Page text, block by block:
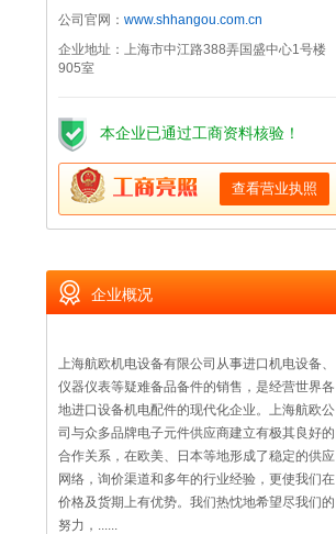
公司官网： www.shhangou.com.cn
企业地址：上海市中江路388弄国盛中心1号楼
905室
本企业已通过工商资料核验！
查看营业执照
企业概况
上海航欧机电设备有限公司从事进口机电设备、
仪器仪表等疑难备品备件的销售，是经营世界各
地进口设备机电配件的现代化企业。上海航欧公
司与众多品牌电子元件供应商建立有极其良好的
合作关系，在欧美、日本等地形成了稳定的供应
网络，询价渠道和多年的行业经验，更使我们在
价格及货期上有优势。我们热忱地希望尽我们的
努力，......